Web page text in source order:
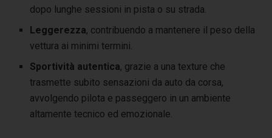
dopo lunghe sessioni in pista o su strada.
Leggerezza, contribuendo a mantenere il peso della
vettura ai minimi termini.
Sportività autentica, grazie a una texture che
trasmette subito sensazioni da auto da corsa,
avvolgendo pilota e passeggero in un ambiente
altamente tecnico ed emozionale.